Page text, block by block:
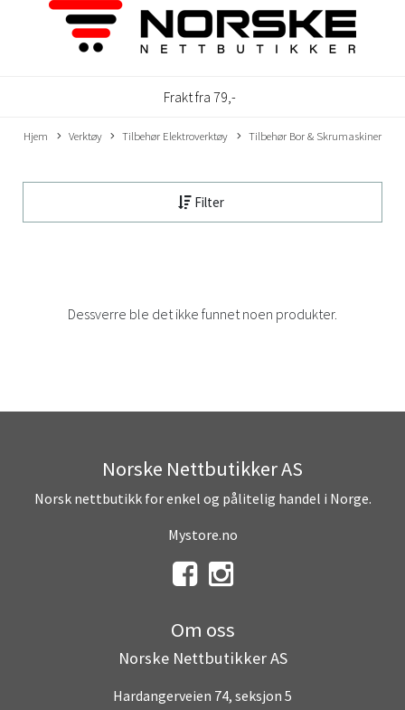
Frakt fra 79,-
Hjem Verktøy Tilbehør Elektroverktøy Tilbehør Bor & Skrumaskiner
Filter
Dessverre ble det ikke funnet noen produkter.
Norske Nettbutikker AS
Norsk nettbutikk for enkel og pålitelig handel i Norge.
Mystore.no
Om oss
Norske Nettbutikker AS
Hardangerveien 74, seksjon 5